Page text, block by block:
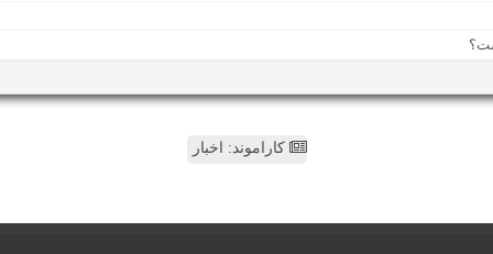
کاراموند: اخبار